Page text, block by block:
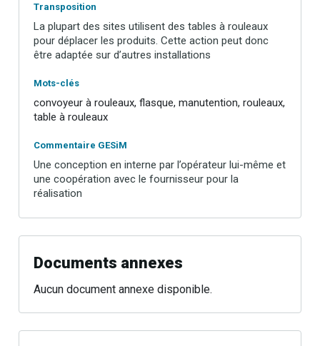
Transposition
La plupart des sites utilisent des tables à rouleaux
pour déplacer les produits. Cette action peut donc
être adaptée sur d’autres installations
Mots-clés
convoyeur à rouleaux, flasque, manutention, rouleaux,
table à rouleaux
Commentaire GESiM
Une conception en interne par l’opérateur lui-même et
une coopération avec le fournisseur pour la
réalisation
Documents annexes
Aucun document annexe disponible.